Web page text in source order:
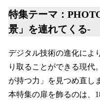
特集テーマ：
景」を連れてくる-
デジタル技術の進化によ
り取ることができる現代
が持つ力」を見つめ直し
本特集の扉を飾るのは、